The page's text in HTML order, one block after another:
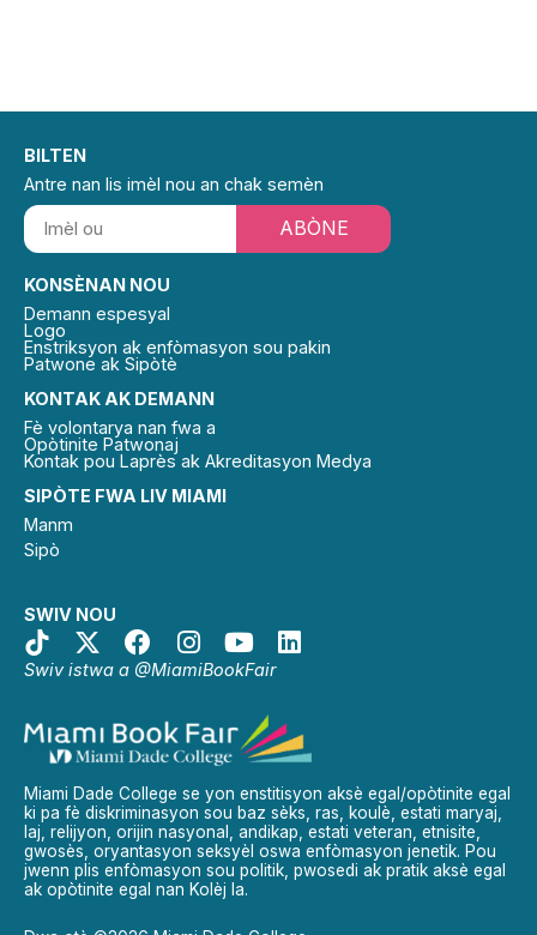
SIPÒTE FWA LIV MIAMI
Manm
Sipò
SWIV NOU
Swiv istwa a @MiamiBookFair
KONTAK AK DEMANN
Fè volontarya nan fwa a
Opòtinite Patwonaj
Kontak pou Laprès ak Akreditasyon Medya
KONSÈNAN NOU
Demann espesyal
Logo
Enstriksyon ak enfòmasyon sou pakin
Patwone ak Sipòtè
BILTEN
Antre nan lis imèl nou an chak semèn
ABÒNE
Miami Dade College se yon enstitisyon aksè egal/opòtinite egal
ki pa fè diskriminasyon sou baz sèks, ras, koulè, estati maryaj,
laj, relijyon, orijin nasyonal, andikap, estati veteran, etnisite,
gwosès, oryantasyon seksyèl oswa enfòmasyon jenetik. Pou
jwenn plis enfòmasyon sou politik, pwosedi ak pratik aksè egal
ak opòtinite egal nan Kolèj la.